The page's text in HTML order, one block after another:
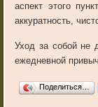
аспект этого
аккуратность,
Уход за собой не
ежедневной
Поделиться…